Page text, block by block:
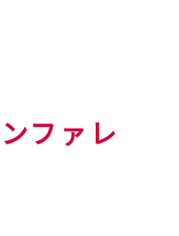
ファレ